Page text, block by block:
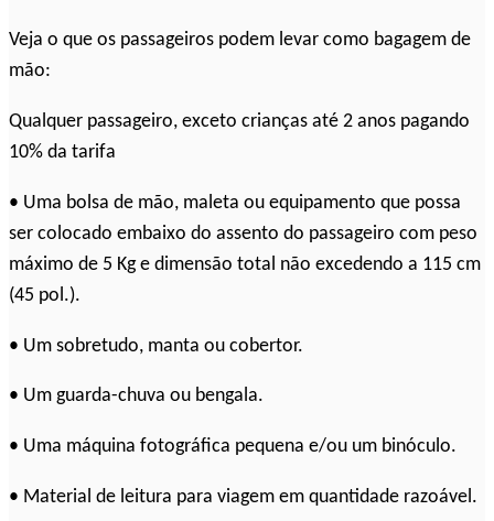
Veja o que os passageiros podem levar como bagagem de
mão:
Qualquer passageiro, exceto crianças até 2 anos pagando
10% da tarifa
• Uma bolsa de mão, maleta ou equipamento que possa
ser colocado embaixo do assento do passageiro com peso
máximo de 5 Kg e dimensão total não excedendo a 115 cm
(45 pol.).
• Um sobretudo, manta ou cobertor.
• Um guarda-chuva ou bengala.
• Uma máquina fotográfica pequena e/ou um binóculo.
• Material de leitura para viagem em quantidade razoável.